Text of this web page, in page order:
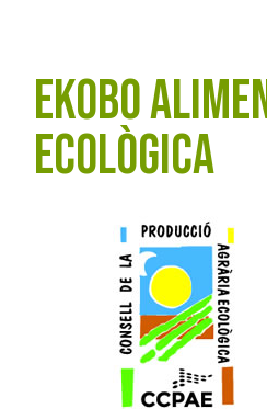
EKOBO
ECOLÒGICA